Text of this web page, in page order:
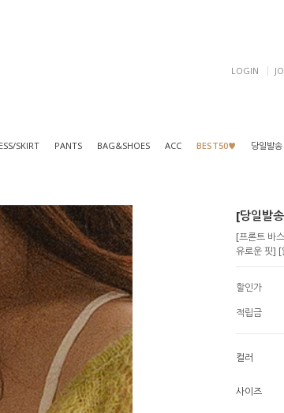
LOGIN
SKIRT PANTS BAG&SHOES ACC BEST50♥ 당일발송
[당일발
[프론트 바
유로운 핏] [
할인가
적립금
컬러
사이즈